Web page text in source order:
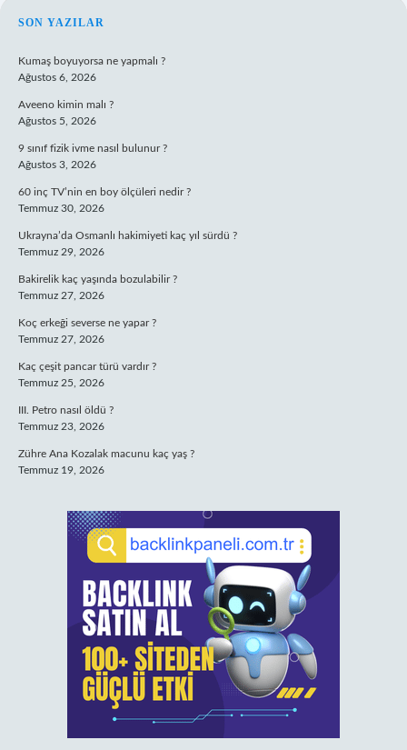
SIDEBAR
SON YAZILAR
Kumaş boyuyorsa ne yapmalı ?
Ağustos 6, 2026
Aveeno kimin malı ?
Ağustos 5, 2026
9 sınıf fizik ivme nasıl bulunur ?
Ağustos 3, 2026
60 inç TV’nin en boy ölçüleri nedir ?
Temmuz 30, 2026
Ukrayna’da Osmanlı hakimiyeti kaç yıl sürdü ?
Temmuz 29, 2026
Bakirelik kaç yaşında bozulabilir ?
Temmuz 27, 2026
Koç erkeği severse ne yapar ?
Temmuz 27, 2026
Kaç çeşit pancar türü vardır ?
Temmuz 25, 2026
III. Petro nasıl öldü ?
Temmuz 23, 2026
Zühre Ana Kozalak macunu kaç yaş ?
Temmuz 19, 2026